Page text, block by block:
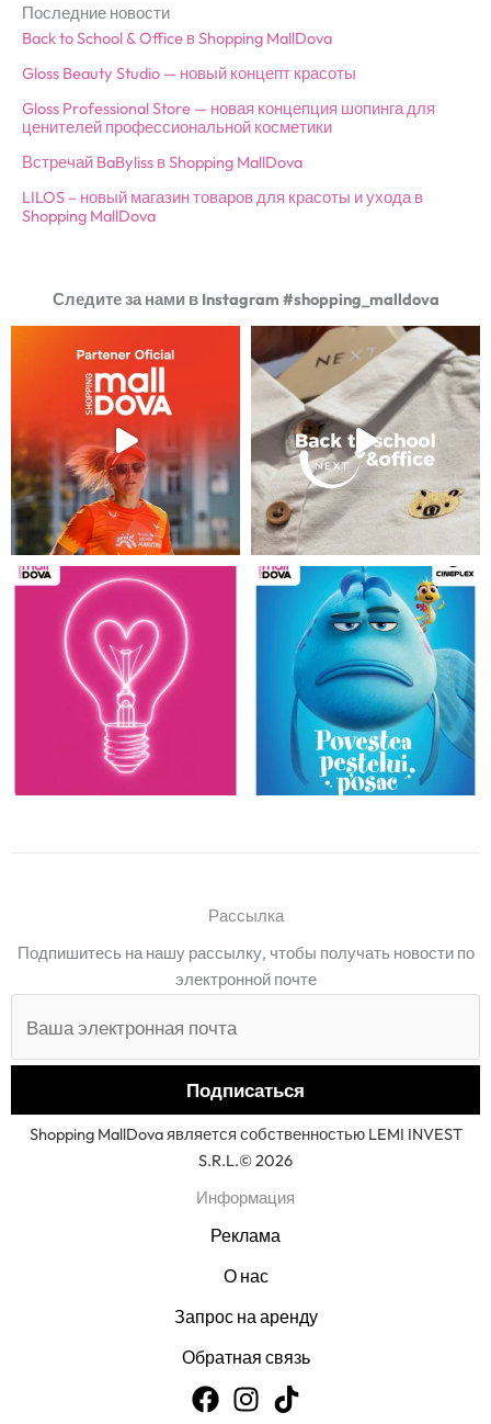
Последние новости
Back to School & Office в Shopping MallDova
Gloss Beauty Studio — новый концепт красоты
Gloss Professional Store — новая концепция шопинга для
ценителей профессиональной косметики
Встречай BaByliss в Shopping MallDova
LILOS – новый магазин товаров для красоты и ухода в
Shopping MallDova
Следите за нами в Instagram #shopping_malldova
Рассылка
Подпишитесь на нашу рассылку, чтобы получать новости по
электронной почте
Shopping MallDova является собственностью LEMI INVEST
S.R.L.© 2026
Информация
Реклама
О нас
Запрос на аренду
Обратная связь